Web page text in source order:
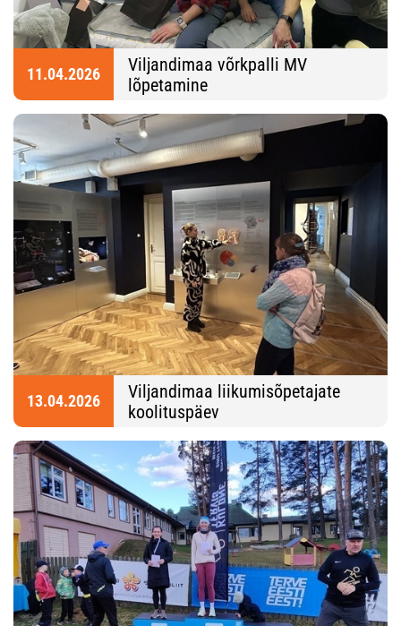
11.04.2026
Viljandimaa võrkpalli MV
lõpetamine
13.04.2026
Viljandimaa liikumisõpetajate
koolituspäev